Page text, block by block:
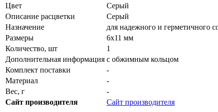
Цвет
Серый
Описание расцветки
Серый
Назначение
для надежного и герметичного
Размеры
6х11 мм
Количество, шт
1
Дополнительная информация с обжимным кольцом
Комплект поставки
-
Материал
-
Вес, г
-
Сайт производителя
Сайт производителя